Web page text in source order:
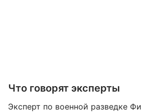
Что говорят эксперты
Эксперт по военной разведке